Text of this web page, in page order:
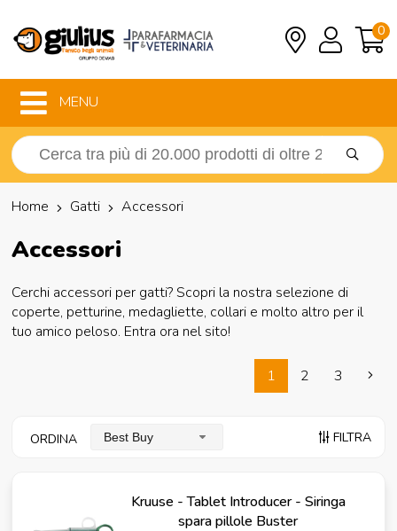
0
MENU
Home Gatti Accessori
Accessori
Cerchi accessori per gatti? Scopri la nostra selezione di
coperte, petturine, medagliette, collari e molto altro per il
tuo amico peloso. Entra ora nel sito!
1 2 3
ORDINA Best Buy FILTRA
Kruuse - Tablet Introducer - Siringa
spara pillole Buster